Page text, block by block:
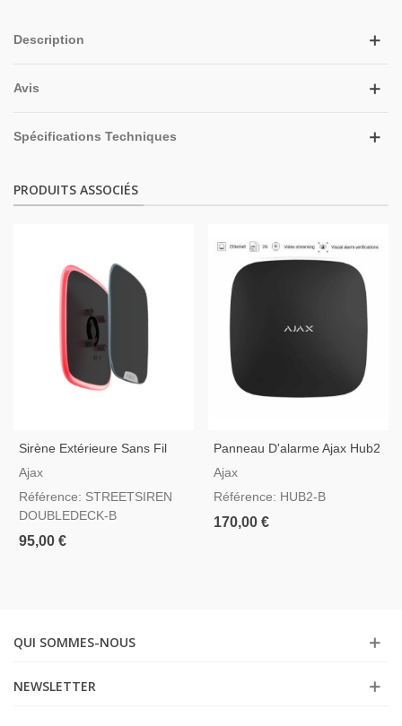
Description
Avis
Spécifications Techniques
PRODUITS ASSOCIÉS
Sirène Extérieure Sans Fil
Noire Avec Couvercle
StreetSiren DoubleDeck
Ajax
Référence: STREETSIREN
DOUBLEDECK-B
95,00 €
Panneau D'alarme Ajax Hub2
Noir Compatible Avec La
Ajax
Référence: HUB2-B
170,00 €
QUI SOMMES-NOUS
NEWSLETTER